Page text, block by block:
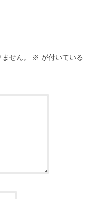
せん。 ※ が付いている